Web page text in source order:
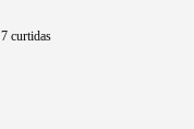
7curtidas